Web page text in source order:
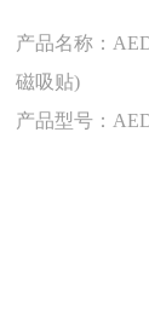
产品名称：
磁吸贴)
产品型号：